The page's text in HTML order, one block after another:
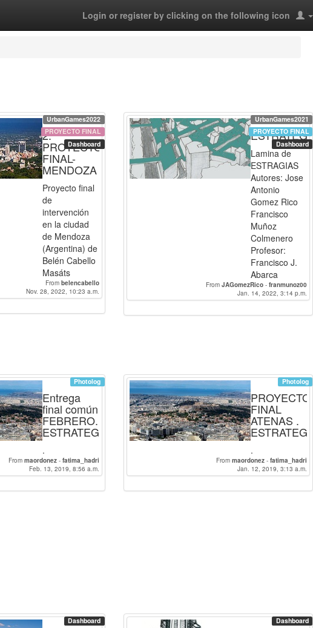
Login or register by clicking on the following icon
UrbanGames2022
PROYECTO FINAL
Dashboard
2.
PROYECTO
FINAL-
MENDOZA
Proyecto final
de
intervención
en la ciudad
de Mendoza
(Argentina) de
Belén Cabello
Masáts
From belencabello
Nov. 28, 2022, 10:23 a.m.
UrbanGames2021
PROYECTO FINAL
Dashboard
Lamina de
ESTRAGIAS
Autores: Jose
Antonio
Gomez Rico
Francisco
Muñoz
Colmenero
Profesor:
Francisco J.
Abarca
From JAGomezRico - franmunoz00
Jan. 14, 2022, 3:14 p.m.
Photolog
Entrega
final común
FEBRERO.
ESTRATEGIA
.
From maordonez- fatima_hadri
Feb. 13, 2019, 8:56 a.m.
Photolog
PROYECTO
FINAL
ATENAS .
.
From maordonez - fatima_hadri
Jan. 12, 2019, 3:13 a.m.
Dashboard Dashboard